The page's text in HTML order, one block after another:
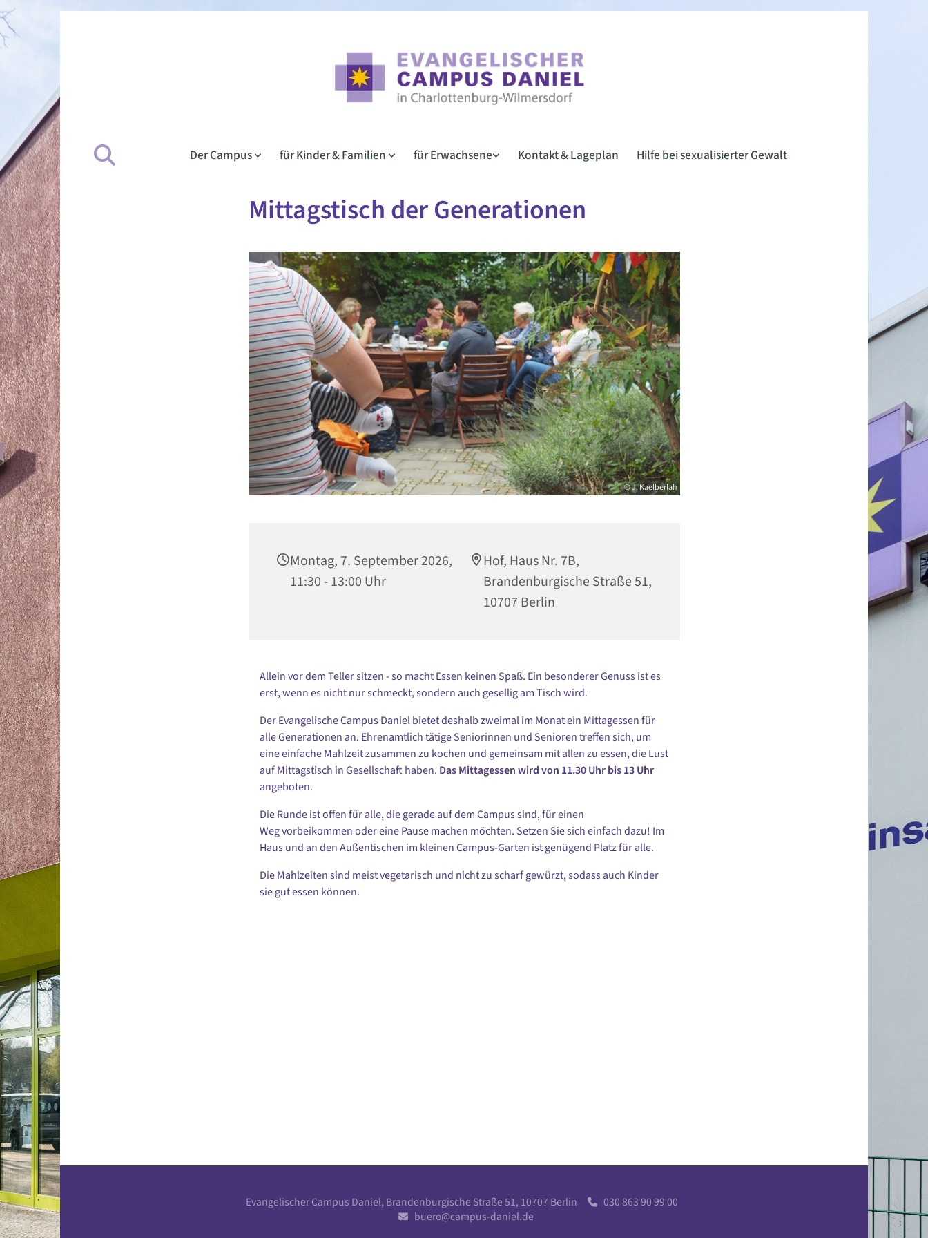
Der Campus für Kinder & Familien für Erwachsene Kontakt & Lageplan Hilfe bei sexualisierter Gewalt
Mittagstisch der Generationen
© J. Kaelberlah
Montag, 7. September 2026,
11:30 - 13:00 Uhr
Hof, Haus Nr. 7B,
Brandenburgische Straße 51,
10707 Berlin
Allein vor dem Teller sitzen - so macht Essen keinen Spaß. Ein besonderer Genuss ist es
erst, wenn es nicht nur schmeckt, sondern auch gesellig am Tisch wird.
Der Evangelische Campus Daniel bietet deshalb zweimal im Monat ein Mittagessen für
alle Generationen an. Ehrenamtlich tätige Seniorinnen und Senioren treffen sich, um
eine einfache Mahlzeit zusammen zu kochen und gemeinsam mit allen zu essen, die Lust
auf Mittagstisch in Gesellschaft haben. Das Mittagessen wird von 11.30 Uhr bis 13 Uhr
angeboten.
Die Runde ist offen für alle, die gerade auf dem Campus sind, für einen
Weg vorbeikommen oder eine Pause machen möchten. Setzen Sie sich einfach dazu! Im
Haus und an den Außentischen im kleinen Campus-Garten ist genügend Platz für alle.
Die Mahlzeiten sind meist vegetarisch und nicht zu scharf gewürzt, sodass auch Kinder
sie gut essen können.
Evangelischer Campus Daniel, Brandenburgische Straße 51, 10707 Berlin  030 863 90 99 00
 buero@campus-daniel.de